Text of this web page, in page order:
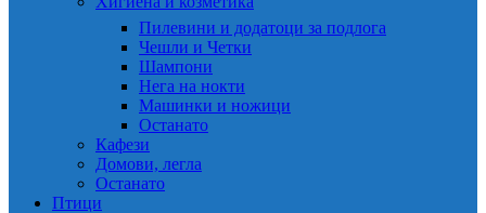
Пилевини и додатоци за подлога
Чешли и Четки
Шампони
Нега на нокти
Машинки и ножици
Останато
Кафези
Домови, легла
Останато
Птици